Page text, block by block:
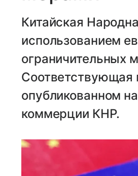
Китайская
использованием
ограничительных
Соответствующая
опубликованном
коммерции КНР.